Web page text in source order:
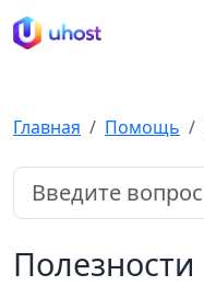
Главная Помощь
Полезности